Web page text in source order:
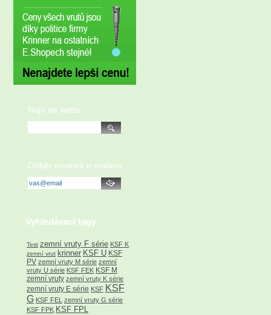
Najít na webu
Odběr novinek e-mailem
Vyhledávací tagy
Test zemní vruty F série KSF K
zemní vrut krinner KSF U KSF
PV zemní vruty M série zemní
vruty U série KSF FEK KSF M
zemní vruty zemní vruty K série
zemní vruty E série KSF KSF
G KSF FEL
zemní vruty G série
KSF FPK KSF FPL